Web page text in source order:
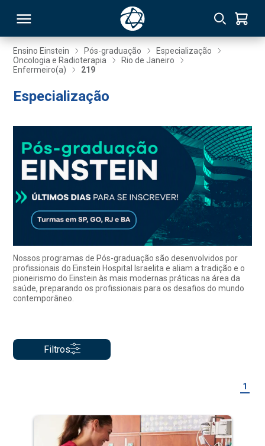
Ensino Einstein Pós-graduação
Especialização
Oncologia e Radioterapia
Rio de Janeiro
Enfermeiro(a)
219
Especialização
Nossos programas de Pós-graduação são desenvolvidos por
profissionais do Einstein Hospital Israelita e aliam a tradição e o
pioneirismo do Einstein às mais modernas práticas na área da
saúde, preparando os profissionais para os desafios do mundo
contemporâneo.
Filtros
1